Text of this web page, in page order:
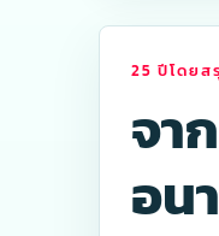
25 ปีโดยส
จา
อน